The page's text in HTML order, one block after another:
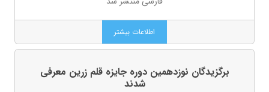
اطلاعات بیشتر
برگزیدگان نوزدهمین دوره جایزه قلم زرین معرفی
شدند